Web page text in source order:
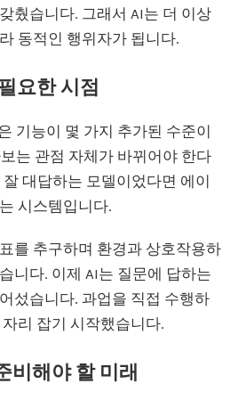
췄습니다. 그래서 AI는 더 이상
동적인 행위자가 됩니다.
요한 시점
기능이 몇 가지 추가된 수준이
는 관점 자체가 바뀌어야 한다
대답하는 모델이었다면 에이
시스템입니다.
를 추구하며 환경과 상호작용하
니다. 이제 AI는 질문에 답하는
섰습니다. 과업을 직접 수행하
리 잡기 시작했습니다.
비해야 할 미래